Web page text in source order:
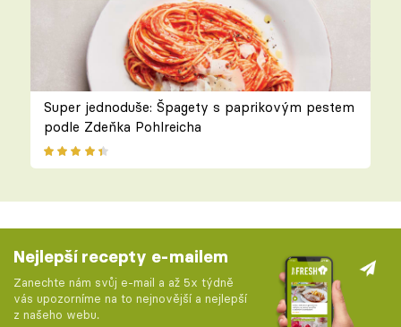
Super jednoduše: Špagety s paprikovým pestem
podle Zdeňka Pohlreicha
Nejlepší recepty e-mailem
Zanechte nám svůj e-mail a až 5x týdně
vás upozorníme na to nejnovější a nejlepší
z našeho webu.